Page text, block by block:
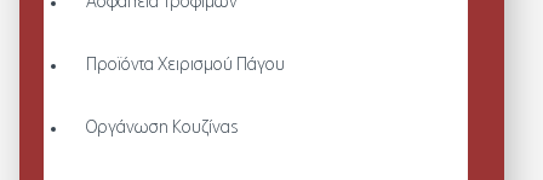
Προϊόντα Χειρισμού Πάγου
Οργάνωση Κουζίνας